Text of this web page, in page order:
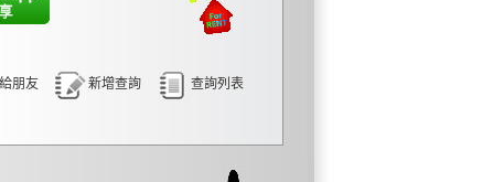
查詢列表
新增查詢
朋友